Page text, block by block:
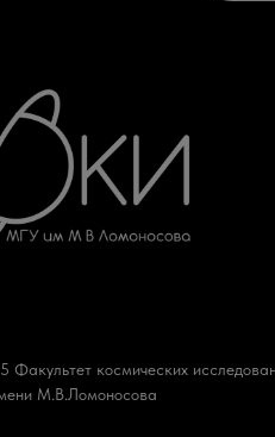
Факультет космических
М.В.Ломоносова